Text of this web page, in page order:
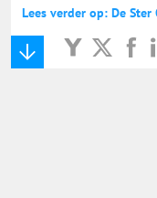
Lees verder op: De Ster